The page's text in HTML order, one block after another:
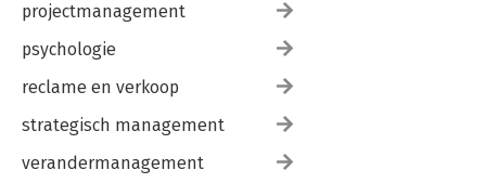
projectmanagement
psychologie
reclame en verkoop
strategisch management
verandermanagement